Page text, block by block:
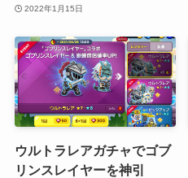
2022年1月15日
ウルトラレアガチャでゴブ
リンスレイヤーを神引